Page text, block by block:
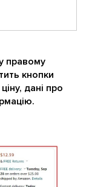
правому
кнопки
дані про